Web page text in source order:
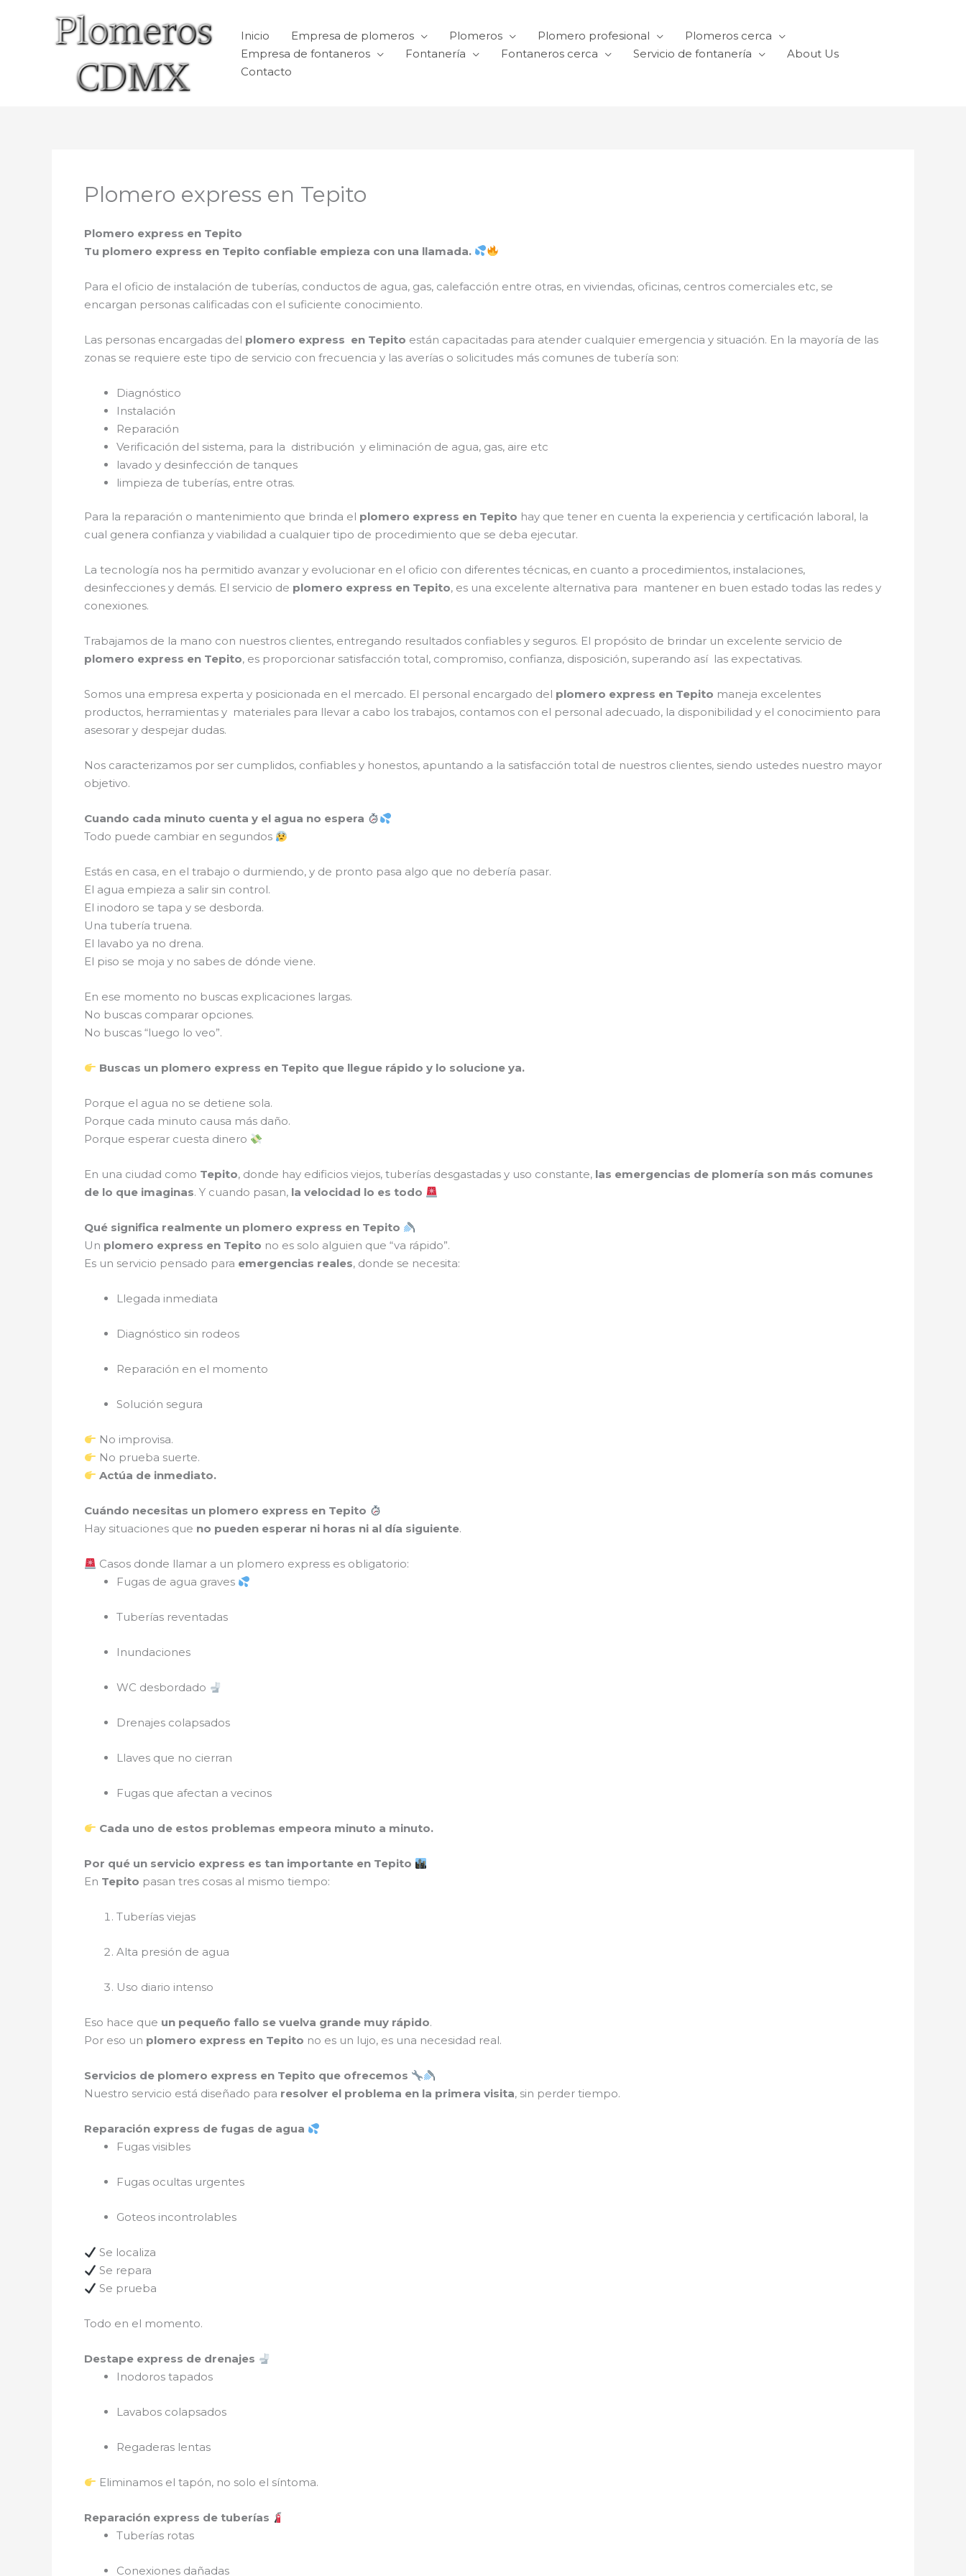
Inicio Empresa de plomeros Plomeros Plomero profesional
Plomeros cerca
Empresa de fontaneros
Fontanería Fontaneros cerca Servicio de fontanería
About Us
Contacto
Plomero express en Tepito
Plomero express en Tepito
Tu plomero express en Tepito confiable empieza con una llamada.
Para el oficio de instalación de tuberías, conductos de agua, gas, calefacción entre otras, en viviendas, oficinas, centros comerciales etc, se
encargan personas calificadas con el suficiente conocimiento.
Las personas encargadas del plomero express en Tepito están capacitadas para atender cualquier emergencia y situación. En la mayoría de las
zonas se requiere este tipo de servicio con frecuencia y las averías o solicitudes más comunes de tubería son:
Diagnóstico
Instalación
Reparación
Verificación del sistema, para la distribución y eliminación de agua, gas, aire etc
lavado y desinfección de tanques
limpieza de tuberías, entre otras.
Para la reparación o mantenimiento que brinda el plomero express en Tepito hay que tener en cuenta la experiencia y certificación laboral, la
cual genera confianza y viabilidad a cualquier tipo de procedimiento que se deba ejecutar.
La tecnología nos ha permitido avanzar y evolucionar en el oficio con diferentes técnicas, en cuanto a procedimientos, instalaciones,
desinfecciones y demás. El servicio de plomero express en Tepito, es una excelente alternativa para mantener en buen estado todas las redes y
conexiones.
Trabajamos de la mano con nuestros clientes, entregando resultados confiables y seguros. El propósito de brindar un excelente servicio de
plomero express en Tepito, es proporcionar satisfacción total, compromiso, confianza, disposición, superando así las expectativas.
Somos una empresa experta y posicionada en el mercado. El personal encargado del plomero express en Tepito maneja excelentes
productos, herramientas y materiales para llevar a cabo los trabajos, contamos con el personal adecuado, la disponibilidad y el conocimiento para
asesorar y despejar dudas.
Nos caracterizamos por ser cumplidos, confiables y honestos, apuntando a la satisfacción total de nuestros clientes, siendo ustedes nuestro mayor
objetivo.
Cuando cada minuto cuenta y el agua no espera
Todo puede cambiar en segundos
Estás en casa, en el trabajo o durmiendo, y de pronto pasa algo que no debería pasar.
El agua empieza a salir sin control.
El inodoro se tapa y se desborda.
Una tubería truena.
El lavabo ya no drena.
El piso se moja y no sabes de dónde viene.
En ese momento no buscas explicaciones largas.
No buscas comparar opciones.
No buscas “luego lo veo”.
Buscas un plomero express en Tepito que llegue rápido y lo solucione ya.
Porque el agua no se detiene sola.
Porque cada minuto causa más daño.
Porque esperar cuesta dinero
En una ciudad como Tepito, donde hay edificios viejos, tuberías desgastadas y uso constante, las emergencias de plomería son más comunes
de lo que imaginas. Y cuando pasan, la velocidad lo es todo
Qué significa realmente un plomero express en Tepito
Un plomero express en Tepito no es solo alguien que “va rápido”.
Es un servicio pensado para emergencias reales, donde se necesita:
Llegada inmediata
Diagnóstico sin rodeos
Reparación en el momento
Solución segura
No improvisa.
No prueba suerte.
Actúa de inmediato.
Cuándo necesitas un plomero express en Tepito
Hay situaciones que no pueden esperar ni horas ni al día siguiente.
Casos donde llamar a un plomero express es obligatorio:
Fugas de agua graves
Tuberías reventadas
Inundaciones
WC desbordado
Drenajes colapsados
Llaves que no cierran
Fugas que afectan a vecinos
Cada uno de estos problemas empeora minuto a minuto.
Por qué un servicio express es tan importante en Tepito
En Tepito pasan tres cosas al mismo tiempo:
Tuberías viejas
Alta presión de agua
Uso diario intenso
Eso hace que un pequeño fallo se vuelva grande muy rápido.
Por eso un plomero express en Tepito no es un lujo, es una necesidad real.
Servicios de plomero express en Tepito que ofrecemos
Nuestro servicio está diseñado para resolver el problema en la primera visita, sin perder tiempo.
Reparación express de fugas de agua
Fugas visibles
Fugas ocultas urgentes
Goteos incontrolables
Se localiza
Se repara
Se prueba
Todo en el momento.
Destape express de drenajes
Inodoros tapados
Lavabos colapsados
Regaderas lentas
Eliminamos el tapón, no solo el síntoma.
Reparación express de tuberías
Tuberías rotas
Conexiones dañadas